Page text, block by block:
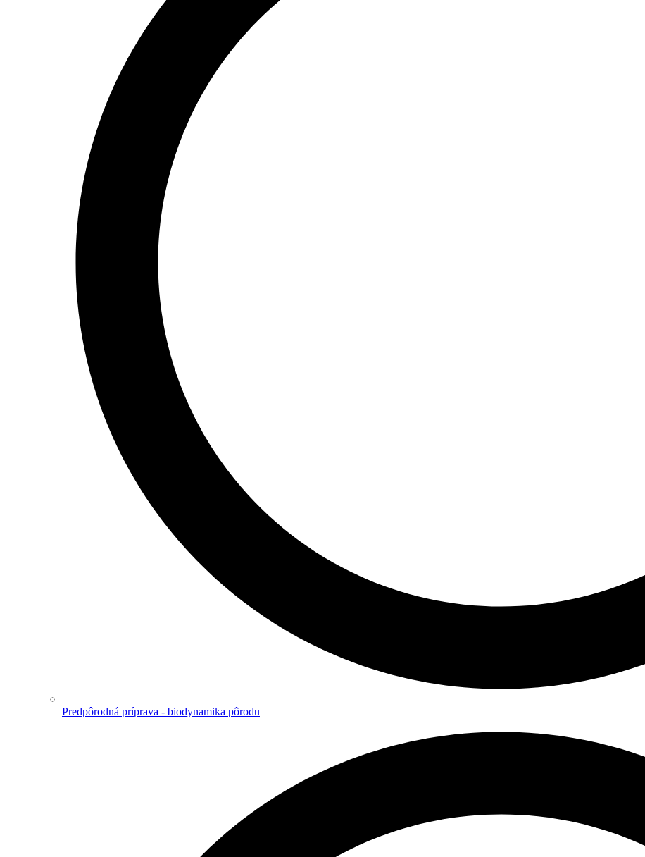
Predpôrodná príprava - biodynamika pôrodu